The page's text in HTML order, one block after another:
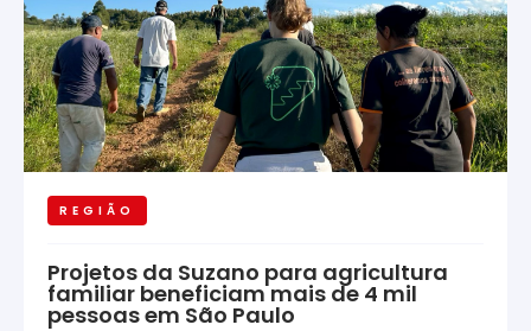
REGIÃO
Projetos da Suzano para agricultura
familiar beneficiam mais de 4 mil
pessoas em São Paulo